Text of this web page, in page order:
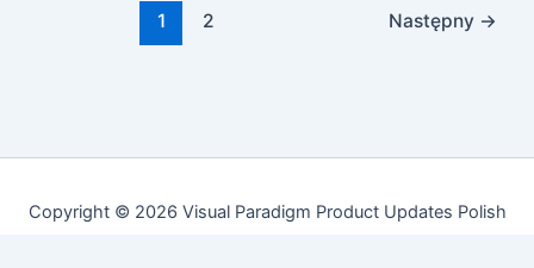
1 2 Następny →
Copyright © 2026 Visual Paradigm Product Updates Polish